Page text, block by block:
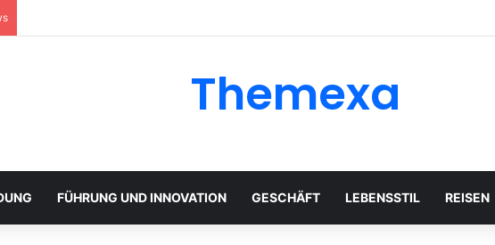
Themexa
FÜHRUNG UND INNOVATION GESCHÄFT LEBENSSTIL REISEN